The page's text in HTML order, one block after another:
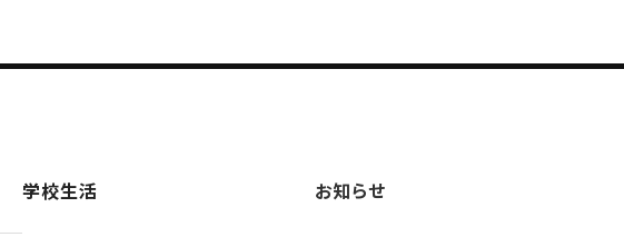
学校生活 お知らせ